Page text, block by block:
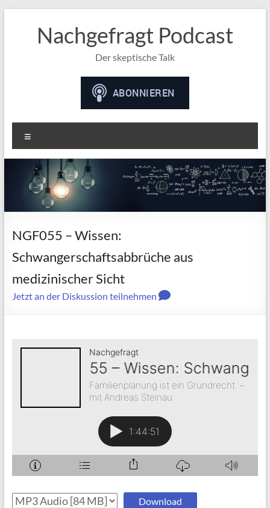
Nachgefragt Podcast
Der skeptische Talk
NGF055 – Wissen:
Schwangerschaftsabbrüche aus
medizinischer Sicht
Jetzt an der Diskussion teilnehmen
Download